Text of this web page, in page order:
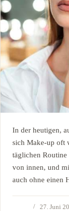
In der heutigen,
sich Make-up oft
täglichen Routine
von innen, und
auch ohne einen
27. Juni